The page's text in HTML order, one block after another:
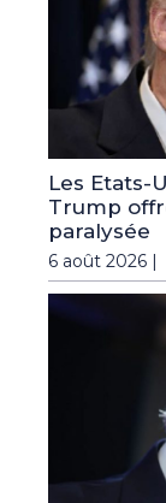
Les Etats-
Trump
paralysée
6 août 2026 |